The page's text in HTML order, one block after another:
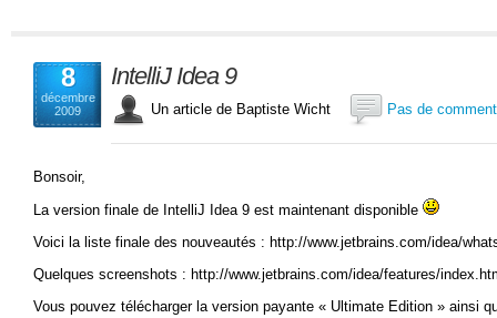
8
décembre
2009
IntelliJ Idea 9
Un article de Baptiste Wicht Pas de
Bonsoir,
La version finale de IntelliJ Idea 9 est maintenant disponible
Voici la liste finale des nouveautés : http://www.jetbrains.com/idea/
Quelques screenshots : http://www.jetbrains.com/idea/features/
Vous pouvez télécharger la version payante « Ultimate Edition » ainsi